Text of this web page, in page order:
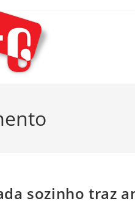
sozinho traz